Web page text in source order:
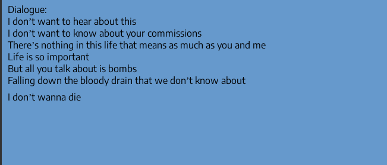
Dialogue:
I don’t want to hear about this
I don’t want to know about your commissions
There’s nothing in this life that means as much as you and me
Life is so important
But all you talk about is bombs
Falling down the bloody drain that we don’t know about
I don’t wanna die